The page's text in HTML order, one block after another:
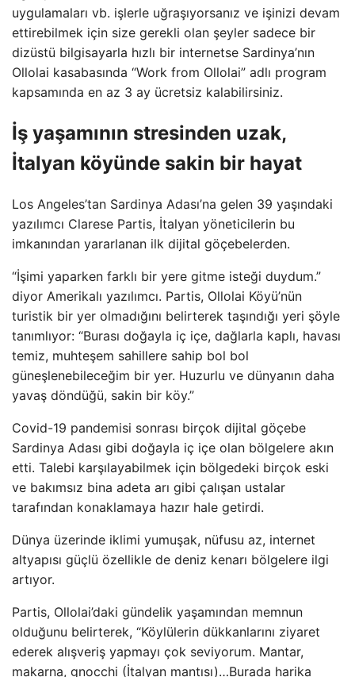
uygulamaları vb. işlerle uğraşıyorsanız ve işinizi devam
ettirebilmek için size gerekli olan şeyler sadece bir
dizüstü bilgisayarla hızlı bir internetse Sardinya’nın
Ollolai kasabasında “Work from Ollolai” adlı program
kapsamında en az 3 ay ücretsiz kalabilirsiniz.
İş yaşamının stresinden uzak,
İtalyan köyünde sakin bir hayat
Los Angeles’tan Sardinya Adası’na gelen 39 yaşındaki
yazılımcı Clarese Partis, İtalyan yöneticilerin bu
imkanından yararlanan ilk dijital göçebelerden.
“İşimi yaparken farklı bir yere gitme isteği duydum.”
diyor Amerikalı yazılımcı. Partis, Ollolai Köyü’nün
turistik bir yer olmadığını belirterek taşındığı yeri şöyle
tanımlıyor: “Burası doğayla iç içe, dağlarla kaplı, havası
temiz, muhteşem sahillere sahip bol bol
güneşlenebileceğim bir yer. Huzurlu ve dünyanın daha
yavaş döndüğü, sakin bir köy.”
Covid-19 pandemisi sonrası birçok dijital göçebe
Sardinya Adası gibi doğayla iç içe olan bölgelere akın
etti. Talebi karşılayabilmek için bölgedeki birçok eski
ve bakımsız bina adeta arı gibi çalışan ustalar
tarafından konaklamaya hazır hale getirdi.
Dünya üzerinde iklimi yumuşak, nüfusu az, internet
altyapısı güçlü özellikle de deniz kenarı bölgelere ilgi
artıyor.
Partis, Ollolai’daki gündelik yaşamından memnun
olduğunu belirterek, “Köylülerin dükkanlarını ziyaret
ederek alışveriş yapmayı çok seviyorum. Mantar,
makarna, gnocchi (İtalyan mantısı)…Burada harika